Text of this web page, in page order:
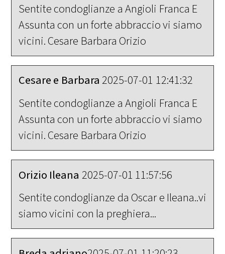
Sentite condoglianze a Angioli Franca E
Assunta con un forte abbraccio vi siamo
vicini. Cesare Barbara Orizio
Cesare e Barbara 2025-07-01 12:41:32
Sentite condoglianze a Angioli Franca E
Assunta con un forte abbraccio vi siamo
vicini. Cesare Barbara Orizio
Orizio Ileana 2025-07-01 11:57:56
Sentite condoglianze da Oscar e Ileana..vi
siamo vicini con la preghiera...